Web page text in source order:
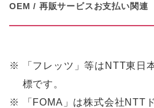
OEM / 再販サービスお支払い関連
※
「フレッツ」等はNTT東日
標です。
※
「FOMA」は株式会社NTT